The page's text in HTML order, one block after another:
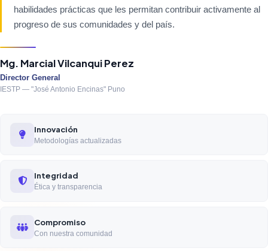
habilidades prácticas que les permitan contribuir activamente al
progreso de sus comunidades y del país.
Mg. Marcial Vilcanqui Perez
Director General
IESTP — "José Antonio Encinas" Puno
Innovación
Metodologías actualizadas
Integridad
Ética y transparencia
Compromiso
Con nuestra comunidad